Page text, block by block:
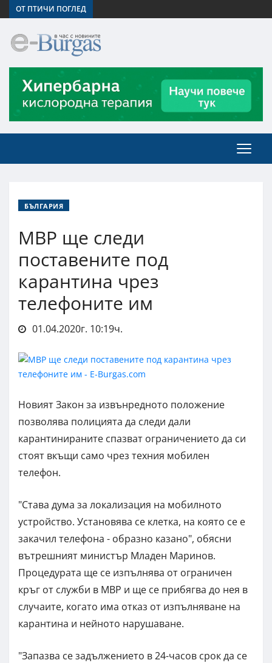
ОТ ПТИЧИ ПОГЛЕД
БЪЛГАРИЯ
МВР ще следи
поставените под
карантина чрез
телефоните им
01.04.2020г. 10:19ч.
Новият Закон за извънредното положение
позволява полицията да следи дали
карантинираните спазват ограничението да си
стоят вкъщи само чрез техния мобилен
телефон.
"Става дума за локализация на мобилното
устройство. Установява се клетка, на която се е
закачил телефона - образно казано", обясни
вътрешният министър Младен Маринов.
Процедурата ще се изпълнява от ограничен
кръг от служби в МВР и ще се прибягва до нея в
случаите, когато има отказ от изпълняване на
карантина и нейното нарушаване.
"Запазва се задължението в 24-часов срок да се